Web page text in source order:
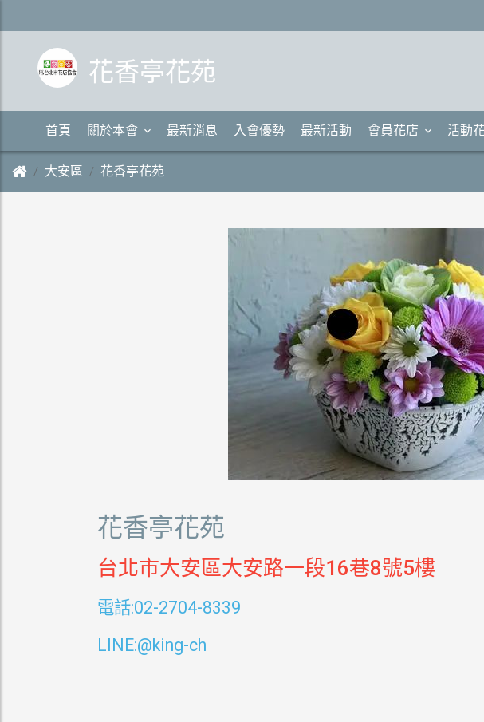
花香亭花苑
首頁 關於本會 最新消息 入會優勢 最新活動 會員花店 活動
大安區 花香亭花苑
花香亭花苑
台北市大安區大安路一段16巷8號5樓
電話:02-2704-8339
LINE:@king-ch